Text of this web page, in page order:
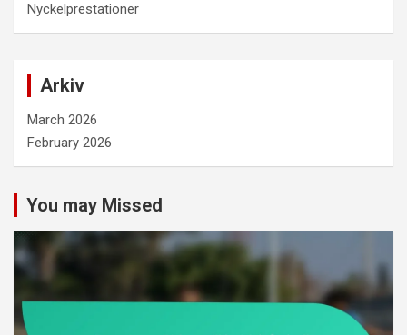
Nyckelprestationer
Arkiv
March 2026
February 2026
You may Missed